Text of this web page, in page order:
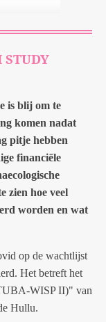
STUDY
is blij om te
komen nadat
pitje hebben
financiële
zien hoe veel
worden en wat
op de wachtlijst
Het betreft het
WISP II)" van
Hullu.